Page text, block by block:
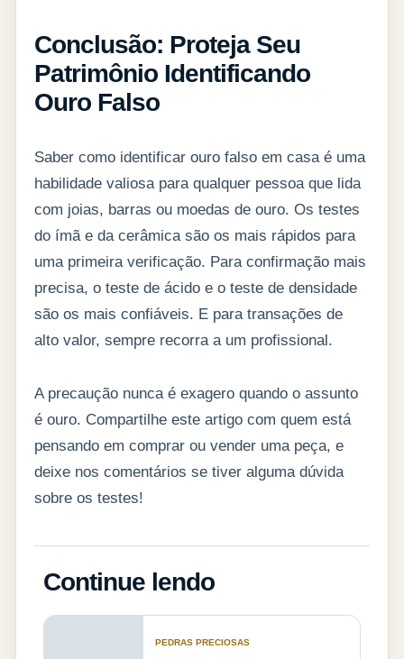
Conclusão: Proteja Seu
Patrimônio Identificando
Ouro Falso
Saber como identificar ouro falso em casa é uma
habilidade valiosa para qualquer pessoa que lida
com joias, barras ou moedas de ouro. Os testes
do ímã e da cerâmica são os mais rápidos para
uma primeira verificação. Para confirmação mais
precisa, o teste de ácido e o teste de densidade
são os mais confiáveis. E para transações de
alto valor, sempre recorra a um profissional.
A precaução nunca é exagero quando o assunto
é ouro. Compartilhe este artigo com quem está
pensando em comprar ou vender uma peça, e
deixe nos comentários se tiver alguma dúvida
sobre os testes!
Continue lendo
PEDRAS PRECIOSAS